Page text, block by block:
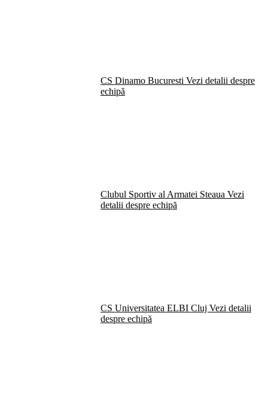
CS Dinamo Bucuresti Vezi detalii despre
echipă
Clubul Sportiv al Armatei Steaua Vezi
detalii despre echipă
CS Universitatea ELBI Cluj Vezi detalii
despre echipă